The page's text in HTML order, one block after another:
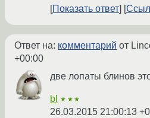
Показать ответ
Ответ на: комментарий от
+00:00
две лопаты блинов
bl ★★★
26.03.2015 21:00:13